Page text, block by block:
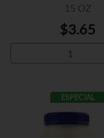
15 OZ
$3.65
ESPECIAL